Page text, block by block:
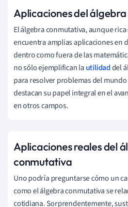
Aplicaciones del
El álgebra conmutativa, aunque
encuentra amplias aplicaciones en
dentro como fuera de las
no sólo ejemplifican la utilidaddel
para resolver problemas del
destacan su papel integral en el
en otros campos.
Aplicaciones reales del
conmutativa
Uno podría preguntarse cómo un
como el álgebra conmutativa se
cotidiana. Sorprendentemente,